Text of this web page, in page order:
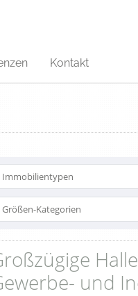
Kontakt
Immobilientypen
Größen-Kategorien
und